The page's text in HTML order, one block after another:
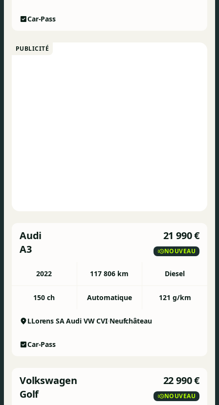
Car-Pass
PUBLICITÉ
Audi
A3
21 990 €
NOUVEAU
2022 117 806 km Diesel
150 ch Automatique 121 g/km
LLorens SA Audi VW CVI Neufchâteau
Car-Pass
Volkswagen
Golf
22 990 €
NOUVEAU